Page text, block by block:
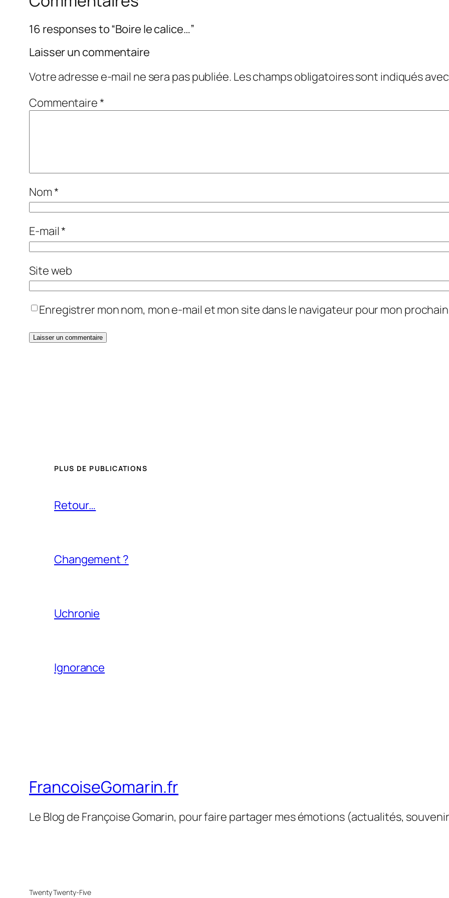
16 responses to “Boire le calice…”
Laisser un commentaire
Votre adresse e-mail ne sera pas publiée. Les champs obligatoires sont indiqués
Commentaire*
Nom*
E-mail*
Site web
Enregistrer mon nom, mon e-mail et mon site dans le navigateur pour mon
PLUS DE PUBLICATIONS
Retour…
Changement ?
Uchronie
Ignorance
FrancoiseGomarin.fr
Le Blog de Françoise Gomarin, pour faire partager mes émotions (actualités,
Twenty Twenty-Five